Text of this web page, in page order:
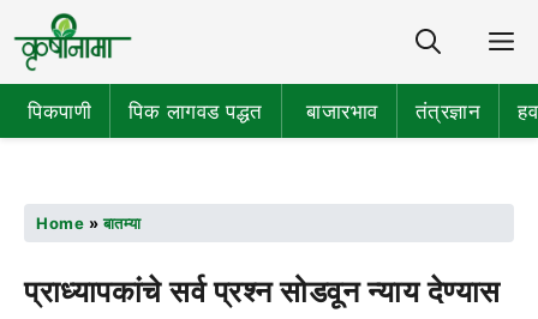
पिकपाणी पिक लागवड पद्धत बाजारभाव तंत्रज्ञान
Home »बातम्या
प्राध्यापकांचे सर्व प्रश्न सोडवून न्याय देण्यास